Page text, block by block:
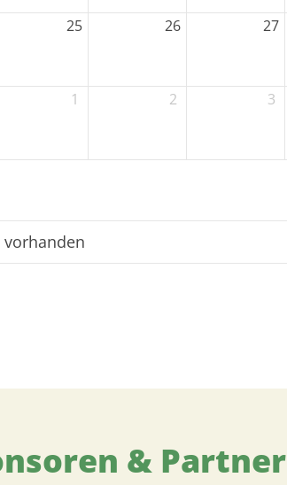
25 26 27
1 2 3
vorhanden
& Partner